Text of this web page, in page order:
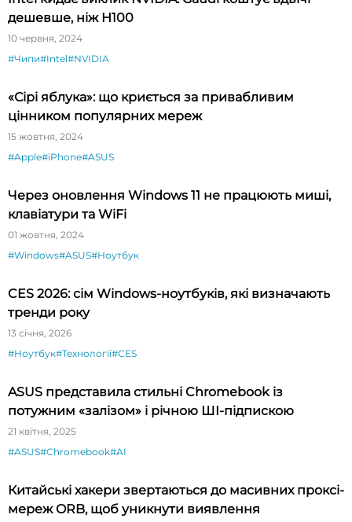
дешевше, ніж H100
10 червня, 2024
#Чипи#Intel#NVIDIA
«Сірі яблука»: що криється за привабливим
цінником популярних мереж
15 жовтня, 2024
#Apple#iPhone#ASUS
Через оновлення Windows 11 не працюють миші,
клавіатури та WiFi
01 жовтня, 2024
#Windows#ASUS#Ноутбук
CES 2026: сім Windows-ноутбуків, які визначають
тренди року
13 січня, 2026
#Ноутбук#Технології#CES
ASUS представила стильні Chromebook із
потужним «залізом» і річною ШІ-підпискою
21 квітня, 2025
#ASUS#Chromebook#AI
Китайські хакери звертаються до масивних проксі-
мереж ORB, щоб уникнути виявлення